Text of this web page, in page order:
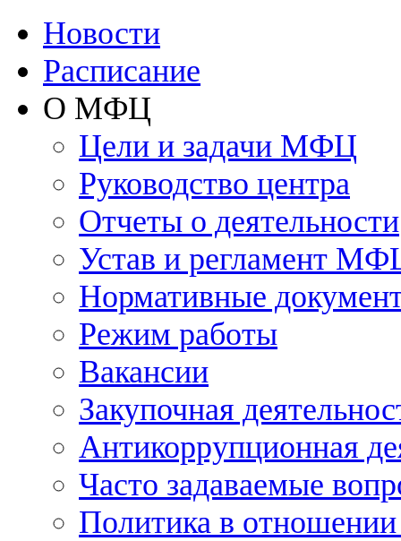
Новости
Расписание
О МФЦ
Цели и задачи МФЦ
Руководство центра
Отчеты о деятельности
Устав и регламент
Нормативные
Режим работы
Вакансии
Закупочная
Антикоррупционная
Часто задаваемые
Политика в